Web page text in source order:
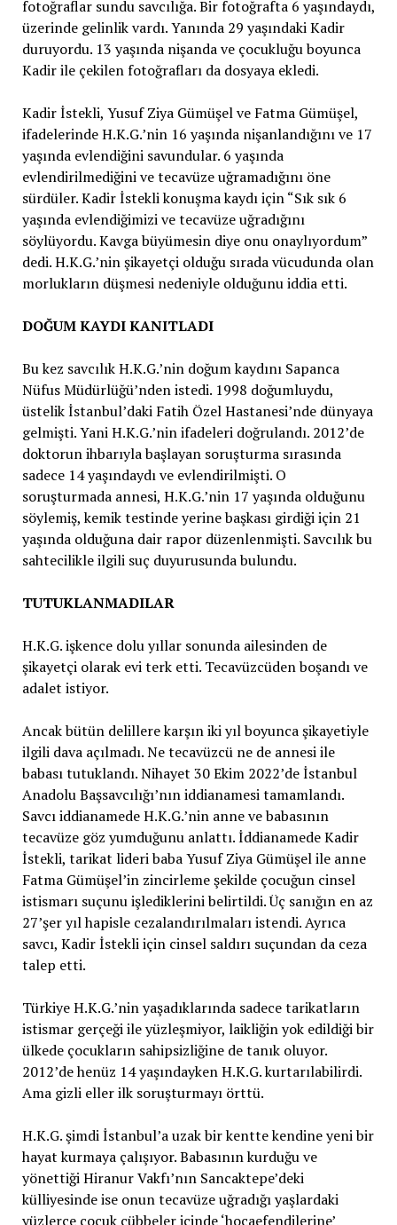
fotoğraflar sundu savcılığa. Bir fotoğrafta 6 yaşındaydı,
üzerinde gelinlik vardı. Yanında 29 yaşındaki Kadir
duruyordu. 13 yaşında nişanda ve çocukluğu boyunca
Kadir ile çekilen fotoğrafları da dosyaya ekledi.
Kadir İstekli, Yusuf Ziya Gümüşel ve Fatma Gümüşel,
ifadelerinde H.K.G.’nin 16 yaşında nişanlandığını ve 17
yaşında evlendiğini savundular. 6 yaşında
evlendirilmediğini ve tecavüze uğramadığını öne
sürdüler. Kadir İstekli konuşma kaydı için “Sık sık 6
yaşında evlendiğimizi ve tecavüze uğradığını
söylüyordu. Kavga büyümesin diye onu onaylıyordum”
dedi. H.K.G.’nin şikayetçi olduğu sırada vücudunda olan
morlukların düşmesi nedeniyle olduğunu iddia etti.
DOĞUM KAYDI KANITLADI
Bu kez savcılık H.K.G.’nin doğum kaydını Sapanca
Nüfus Müdürlüğü’nden istedi. 1998 doğumluydu,
üstelik İstanbul’daki Fatih Özel Hastanesi’nde dünyaya
gelmişti. Yani H.K.G.’nin ifadeleri doğrulandı. 2012’de
doktorun ihbarıyla başlayan soruşturma sırasında
sadece 14 yaşındaydı ve evlendirilmişti. O
soruşturmada annesi, H.K.G.’nin 17 yaşında olduğunu
söylemiş, kemik testinde yerine başkası girdiği için 21
yaşında olduğuna dair rapor düzenlenmişti. Savcılık bu
sahtecilikle ilgili suç duyurusunda bulundu.
TUTUKLANMADILAR
H.K.G. işkence dolu yıllar sonunda ailesinden de
şikayetçi olarak evi terk etti. Tecavüzcüden boşandı ve
adalet istiyor.
Ancak bütün delillere karşın iki yıl boyunca şikayetiyle
ilgili dava açılmadı. Ne tecavüzcü ne de annesi ile
babası tutuklandı. Nihayet 30 Ekim 2022’de İstanbul
Anadolu Başsavcılığı’nın iddianamesi tamamlandı.
Savcı iddianamede H.K.G.’nin anne ve babasının
tecavüze göz yumduğunu anlattı. İddianamede Kadir
İstekli, tarikat lideri baba Yusuf Ziya Gümüşel ile anne
Fatma Gümüşel’in zincirleme şekilde çocuğun cinsel
istismarı suçunu işlediklerini belirtildi. Üç sanığın en az
27’şer yıl hapisle cezalandırılmaları istendi. Ayrıca
savcı, Kadir İstekli için cinsel saldırı suçundan da ceza
talep etti.
Türkiye H.K.G.’nin yaşadıklarında sadece tarikatların
istismar gerçeği ile yüzleşmiyor, laikliğin yok edildiği bir
ülkede çocukların sahipsizliğine de tanık oluyor.
2012’de henüz 14 yaşındayken H.K.G. kurtarılabilirdi.
Ama gizli eller ilk soruşturmayı örttü.
H.K.G. şimdi İstanbul’a uzak bir kentte kendine yeni bir
hayat kurmaya çalışıyor. Babasının kurduğu ve
yönettiği Hiranur Vakfı’nın Sancaktepe’deki
külliyesinde ise onun tecavüze uğradığı yaşlardaki
yüzlerce çocuk cübbeler içinde ‘hocaefendilerine’